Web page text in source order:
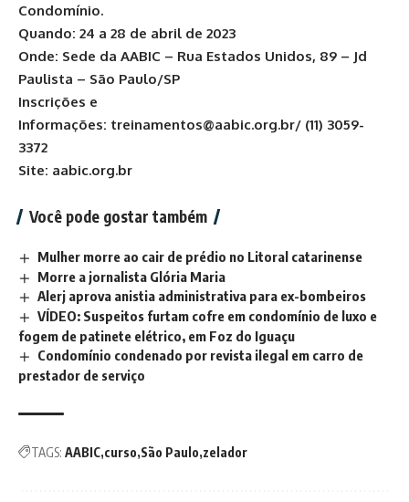
Condomínio.
Quando: 24 a 28 de abril de 2023
Onde: Sede da AABIC – Rua Estados Unidos, 89 – Jd
Paulista – São Paulo/SP
Inscrições e
Informações: treinamentos@aabic.org.br/ (11) 3059-
3372
Site: aabic.org.br
Você pode gostar também
Mulher morre ao cair de prédio no Litoral catarinense
Morre a jornalista Glória Maria
Alerj aprova anistia administrativa para ex-bombeiros
VÍDEO: Suspeitos furtam cofre em condomínio de luxo e
fogem de patinete elétrico, em Foz do Iguaçu
Condomínio condenado por revista ilegal em carro de
prestador de serviço
TAGS: AABIC curso São Paulo zelador